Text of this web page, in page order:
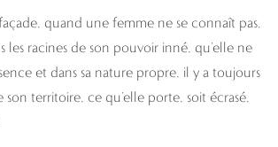
quand une femme ne se connaît pas,
les racines de son pouvoir inné, qu’elle ne
et dans sa nature propre, il y a toujours
territoire, ce qu’elle porte, soit écrasé,